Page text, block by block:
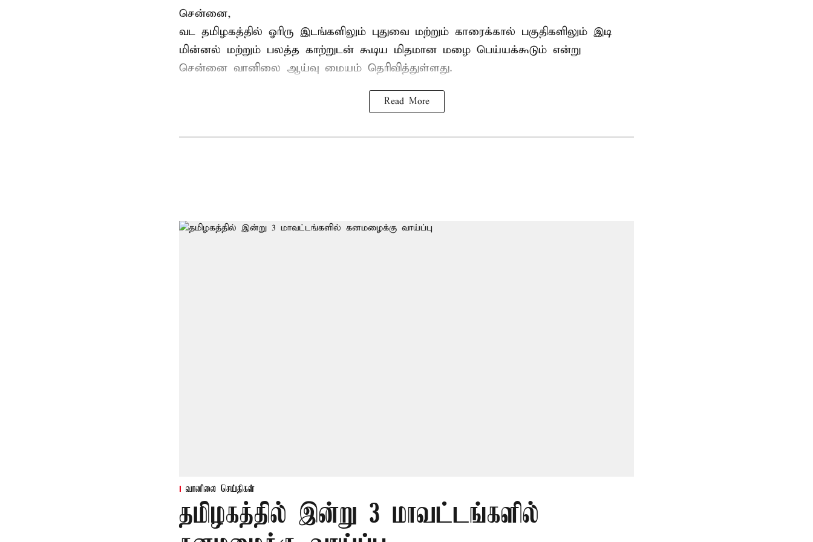
சென்னை,
வட தமிழகத்தில் ஓரிரு இடங்களிலும் புதுவை மற்றும் காரைக்கால் பகுதிகளிலும் இடி
மின்னல் மற்றும் பலத்த காற்றுடன் கூடிய மிதமான மழை பெய்யக்கூடும் என்று
சென்னை வானிலை ஆய்வு மையம் தெரிவித்துள்ளது.
Read More
வானிலை செய்திகள்
தமிழகத்தில் இன்று 3 மாவட்டங்களில்